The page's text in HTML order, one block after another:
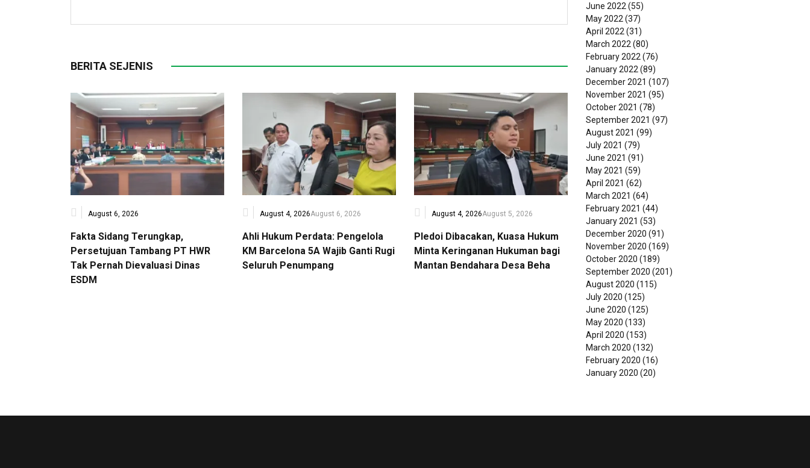
BERITA SEJENIS
August 6, 2026
Fakta Sidang Terungkap,
Persetujuan Tambang PT HWR
Tak Pernah Dievaluasi Dinas
ESDM
August 4, 2026August 6, 2026
Ahli Hukum Perdata: Pengelola
KM Barcelona 5A Wajib Ganti Rugi
Seluruh Penumpang
August 4, 2026August 5, 2026
Pledoi Dibacakan, Kuasa Hukum
Minta Keringanan Hukuman bagi
Mantan Bendahara Desa Beha
June 2022 (55)
May 2022 (37)
April 2022 (31)
March 2022 (80)
February 2022 (76)
January 2022 (89)
December 2021 (107)
November 2021 (95)
October 2021 (78)
September 2021 (97)
August 2021 (99)
July 2021 (79)
June 2021 (91)
May 2021 (59)
April 2021 (62)
March 2021 (64)
February 2021 (44)
January 2021 (53)
December 2020 (91)
November 2020 (169)
October 2020 (189)
September 2020 (201)
August 2020 (115)
July 2020 (125)
June 2020 (125)
May 2020 (133)
April 2020 (153)
March 2020 (132)
February 2020 (16)
January 2020 (20)